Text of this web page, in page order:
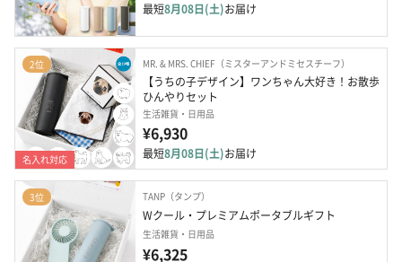
最短8月08日(土)お届け
2位
名入れ対応
MR. & MRS. CHIEF（ミスターアンドミセスチーフ）
【うちの子デザイン】ワンちゃん大好き！お散歩
ひんやりセット
生活雑貨・日用品
¥6,930
最短8月08日(土)お届け
3位 TANP（タンプ）
Wクール・プレミアムポータブルギフト
生活雑貨・日用品
¥6,325